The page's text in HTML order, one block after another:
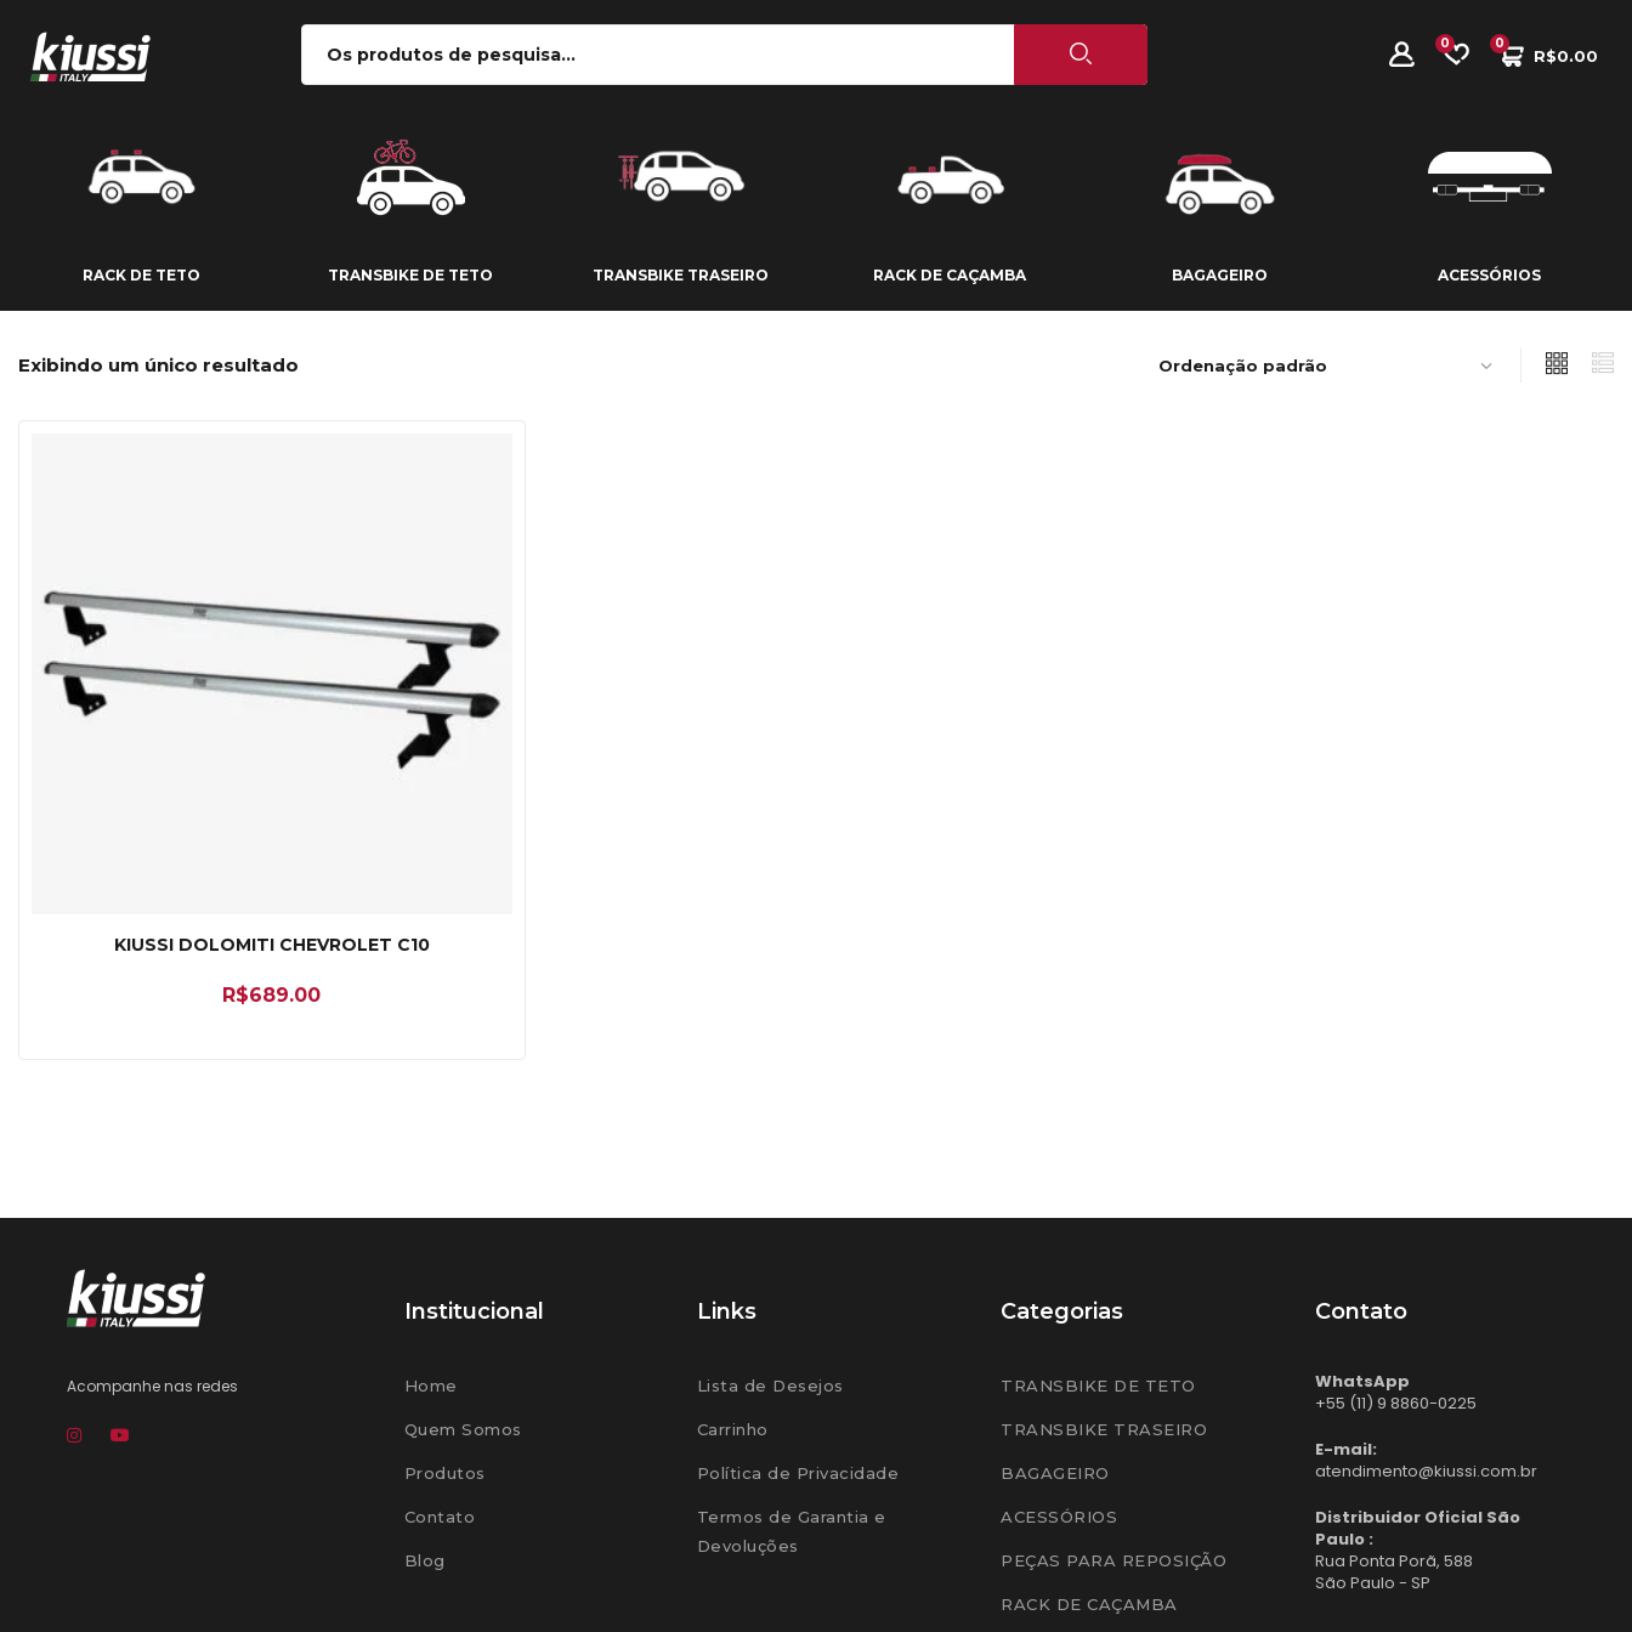
0
R$0.00
0
RACK DE TETO TRANSBIKE DE TETO TRANSBIKE TRASEIRO RACK DE CAÇAMBA BAGAGEIRO ACESSÓRIOS
TRANSBIKE DE TETO
Exibindo um único resultado
KIUSSI DOLOMITI CHEVROLET C10
R$689.00
Acompanhe nas redes
Institucional
Home
Quem Somos
Produtos
Contato
Blog
Links
Lista de Desejos
Carrinho
Política de Privacidade
Termos de Garantia e
Devoluções
Categorias
TRANSBIKE DE TETO
TRANSBIKE TRASEIRO
BAGAGEIRO
ACESSÓRIOS
PEÇAS PARA REPOSIÇÃO
RACK DE CAÇAMBA
Contato
WhatsApp
+55 (11) 9 8860-0225
E-mail:
atendimento@kiussi.com.br
Distribuidor Oficial São
Paulo :
Rua Ponta Porã, 588
São Paulo - SP